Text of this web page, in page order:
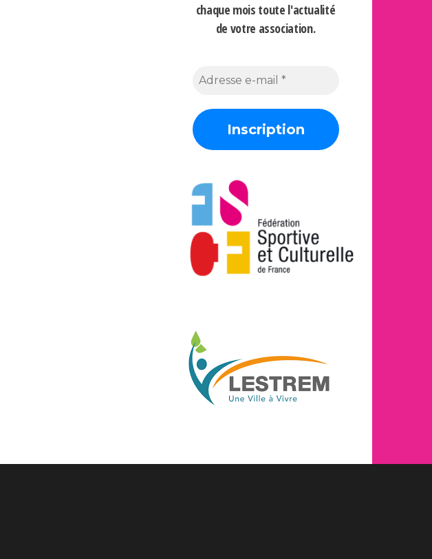
chaque mois toute l'actualité
de votre association.